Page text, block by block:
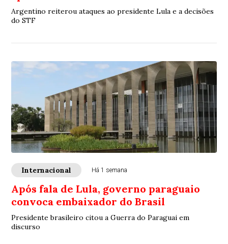
Argentino reiterou ataques ao presidente Lula e a decisões
do STF
Internacional Há 1 semana
Após fala de Lula, governo paraguaio
convoca embaixador do Brasil
Presidente brasileiro citou a Guerra do Paraguai em
discurso